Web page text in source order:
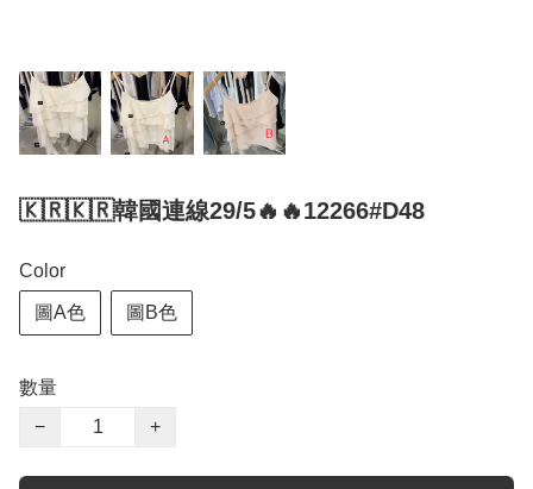
🇰🇷🇰🇷韓國連線29/5🔥🔥12266#D48
Color
圖A色 圖B色
數量
−
+